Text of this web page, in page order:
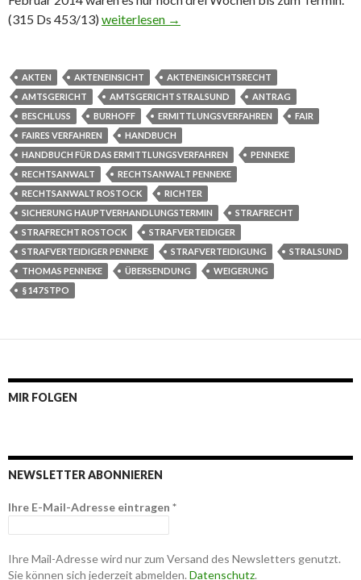
(315 Ds 453/13) Amtsgericht Stralsund verwehrt Akteneinsicht
weiterlesen →
AKTEN AKTENEINSICHT
AKTENEINSICHTSRECHT
AMTSGERICHT
AMTSGERICHT STRALSUND
ANTRAG
BESCHLUSS
BURHOFF ERMITTLUNGSVERFAHREN
FAIR
FAIRES VERFAHREN
HANDBUCH
HANDBUCH FÜR DAS ERMITTLUNGSVERFAHREN
PENNEKE
RECHTSANWALT
RECHTSANWALT PENNEKE
RECHTSANWALT ROSTOCK
RICHTER
SICHERUNG HAUPTVERHANDLUNGSTERMIN
STRAFRECHT
STRAFRECHT ROSTOCK
STRAFVERTEIDIGER
STRAFVERTEIDIGER PENNEKE
STRAFVERTEIDIGUNG
STRALSUND
THOMAS PENNEKE
ÜBERSENDUNG
WEIGERUNG
§ 147 STPO
MIR FOLGEN
NEWSLETTER ABONNIEREN
Ihre E-Mail-Adresse eintragen *
Ihre Mail-Adresse wird nur zum Versand des Newsletters genutzt.
Sie können sich jederzeit abmelden. Datenschutz.